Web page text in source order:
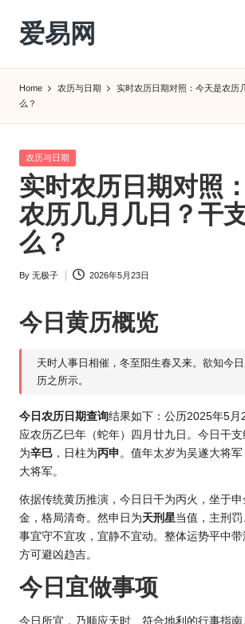
Skip
content
爱易网
阳
农
历
阴
历
查
询
Home 农历与日期
实时农历日期对照：今天是农历
么？
Posted
农历与日期
实时农历日期对照
农历几月几日？干
么？
Posted
By 无极子 2026年5月23日
今日黄历概览
天时人事日相催，冬至阳生春又来。欲知今
历之所示。
今日农历日期查询结果如下：公历2025年5月
应农历乙巳年（蛇年）四月廿九日。今日干支
为辛巳 ，日柱为丙申 。值年太岁为吴遂大将
大将军。
依据传统黄历推演，今日日干为丙火，坐于
金，格局清奇。然申日为天刑星当值，主刑
事宜守不宜攻，宜静不宜动。整体运势平中带
方可避凶趋吉。
今日宜做事项
今日所宜，乃顺应天时、符合地利的行事指